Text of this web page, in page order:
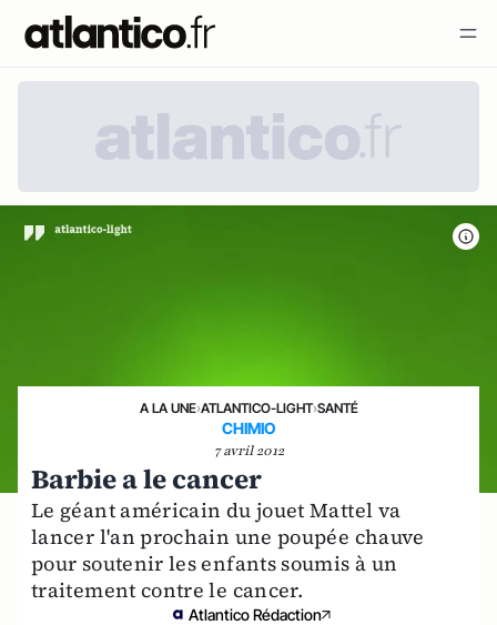
A LA UNE›ATLANTICO-LIGHT›SANTÉ
CHIMIO
7 avril 2012
Barbie a le cancer
Le géant américain du jouet Mattel va
lancer l'an prochain une poupée chauve
pour soutenir les enfants soumis à un
traitement contre le cancer.
Atlantico Rédaction